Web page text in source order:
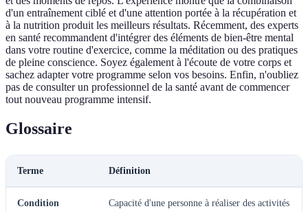
d'un entraînement ciblé et d'une attention portée à la récupération et
à la nutrition produit les meilleurs résultats. Récemment, des experts
en santé recommandent d'intégrer des éléments de bien-être mental
dans votre routine d'exercice, comme la méditation ou des pratiques
de pleine conscience. Soyez également à l'écoute de votre corps et
sachez adapter votre programme selon vos besoins. Enfin, n'oubliez
pas de consulter un professionnel de la santé avant de commencer
tout nouveau programme intensif.
Glossaire
Terme Définition
Condition
Capacité d'une personne à réaliser des activités